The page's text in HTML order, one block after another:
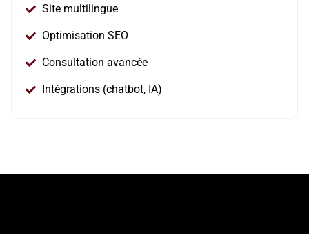
Site multilingue
Optimisation SEO
Consultation avancée
Intégrations (chatbot, IA)